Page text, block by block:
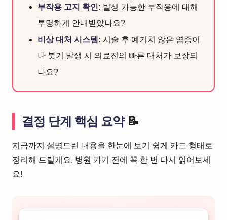
부작용 고지 확인: 발생 가능한 부작용에 대해
투명하게 안내받았나요?
비상 대처 시스템: 시술 후 예기치 않은 염증이
나 붓기 발생 시 의료진의 빠른 대처가 보장되
나요?
결정 단계 핵심 요약📝
지금까지 설명드린 내용을 한눈에 보기 쉽게 카드 형태로
정리해 드릴게요. 병원 가기 전에 꼭 한 번 다시 읽어보세
요!